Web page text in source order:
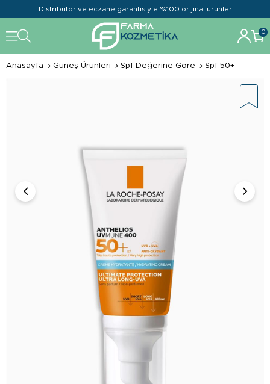
Distribütör ve eczane garantisiyle %100 orijinal ürünler
0
Anasayfa Güneş Ürünleri Spf Değerine Göre Spf 50+